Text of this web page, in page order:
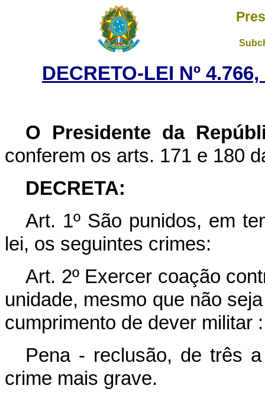
DECRETO-LEI Nº
O Presidente da
conferem os arts. 171 e 180
DECRETA:
Art. 1º São punidos, em
lei, os seguintes crimes:
Art. 2º Exercer coação
unidade, mesmo que não
cumprimento de dever militar :
Pena - reclusão, de três
crime mais grave.